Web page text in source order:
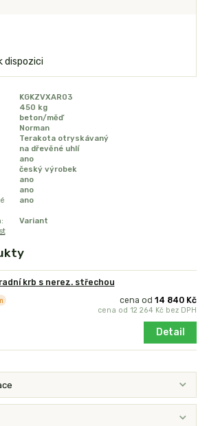
dispozici
KGKZVXAR03
450 kg
beton/měď
Norman
Terakota otryskávaný
na dřevěné uhlí
ano
český výrobek
ano
ano
ano
Variant
krb s nerez. střechou
cena od14 840 Kč
cena od12 264 Kč bez DPH
Detail